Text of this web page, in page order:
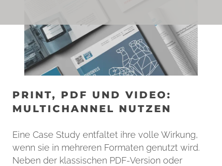
PRINT, PDF UND VIDEO:
MULTICHANNEL NUTZEN
Eine Case Study entfaltet ihre volle Wirkung,
wenn sie in mehreren Formaten genutzt wird.
Neben der klassischen PDF-Version oder